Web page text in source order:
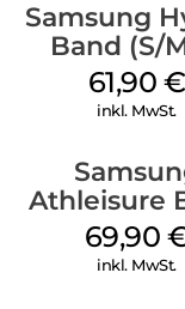
Samsung
Band (S/
Galaxy
Watch8/
61,90 €
inkl. MwSt.
Athleisure
(M/L)
Watch8/
69,90
inkl. MwSt.